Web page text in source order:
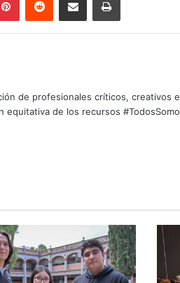
de profesionales críticos, creativos
equitativa de los recursos